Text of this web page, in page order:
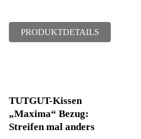
PRODUKTDETAILS
TUTGUT-Kissen
„Maxima“ Bezug:
Streifen mal anders